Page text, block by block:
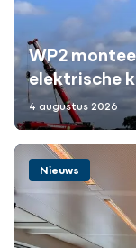
WP2
elektrische
4 augustus 2026
Nieuws